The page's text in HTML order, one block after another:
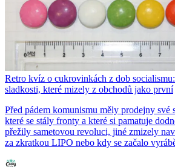
Retro kvíz o cukrovinkách z dob
sladkosti, které mizely z obchodů jako první
Před pádem komunismu měly prodejny své
které se stály fronty a které si pamatuje
přežily sametovou revoluci, jiné zmizely
za zkratkou LIPO nebo kdy se začalo